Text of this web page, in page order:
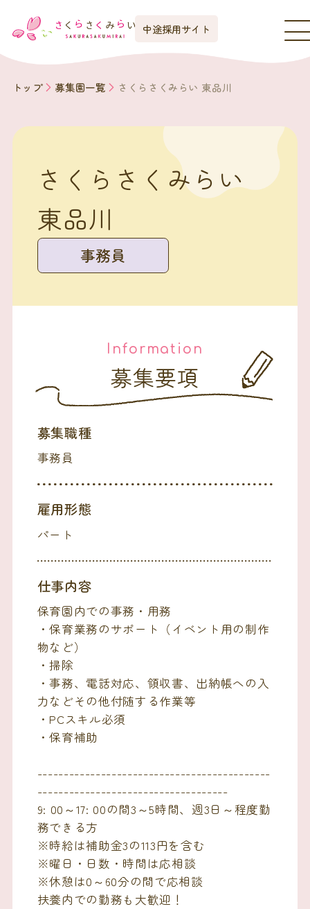
中途採用サイト
トップ 募集園一覧 さくらさくみらい 東品川
さくらさくみらい
東品川
事務員
Information
募集要項
募集職種
事務員
雇用形態
パート
仕事内容
保育園内での事務・用務
・保育業務のサポート（イベント用の制作
物など）
・掃除
・事務、電話対応、領収書、出納帳への入
力などその他付随する作業等
・PCスキル必須
・保育補助
--------------------------------------------
------------------------------------
9: 00～17: 00の間3～5時間、週3日～程度勤
務できる方
※時給は補助金3の113円を含む
※曜日・日数・時間は応相談
※休憩は0～60分の間で応相談
扶養内での勤務も大歓迎！